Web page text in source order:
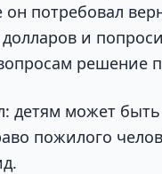
он потребовал
долларов и
решение
детям может
пожилого